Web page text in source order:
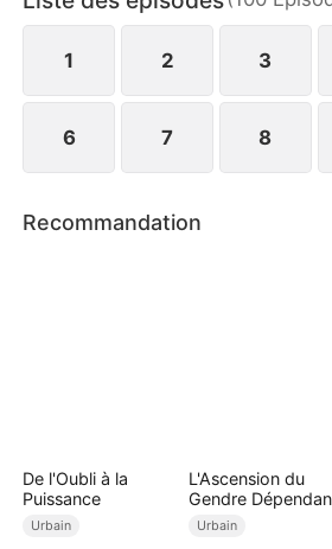
succès et de revanche !
1 2 3
6 7 8
Recommandation
De l'Oubli à la
Puissance
Urbain
L'Ascension du
Gendre
Urbain